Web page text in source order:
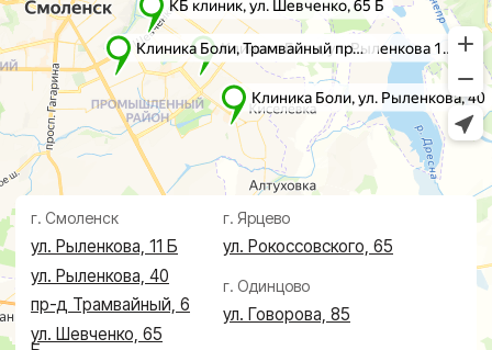
УЗИ
Чек-Апы
Проктолог
Нейрохирург
Дерматолог
Косметолог
Ревматолог
Терапевт
Капельницы здоровья
Лечение по ДМС
Лечебные блокады
Малоинвазивная
хирургия
На суставах
На позвоночнике
По флебологии
О клинике
Акции
Врачи
Новости
Пациентам
Социальные проекты
Справки